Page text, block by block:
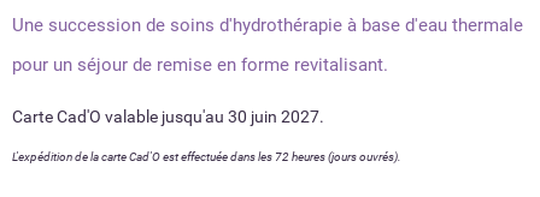
Une succession de soins d'hydrothérapie à base d'eau thermale
pour un séjour de remise en forme revitalisant.
Carte Cad'O valable jusqu'au 30 juin 2027.
L'expédition de la carte Cad'O est effectuée dans les 72 heures (jours ouvrés).